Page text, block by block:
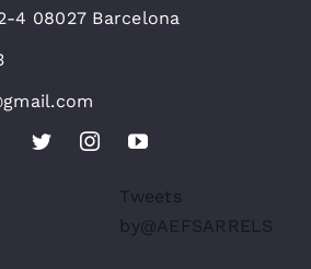
4 08027 Barcelona
Tweets
by@AEFSARRELS